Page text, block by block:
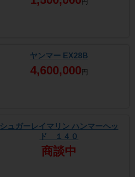
円
ヤンマー EX28B
4,600,000 円
シュガーレイマリン ハンマーヘッ
ド １４０
商談中